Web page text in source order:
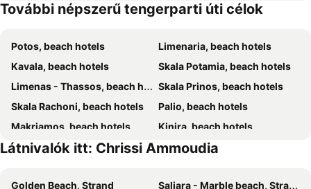
Markos Studios
Blue Sky Apartments
Vlachogiannis Hotel
Atrium Hotel Thassos
Alexandra Elegance Bridging Generations
Kamelia & Semeli Hotel
Hotel Asterias
Hotel Sylvia
Thassos Imperial Resort
Villa Giotis
Hotel Papageorgiou
Mare Monte Small Boutique Hotel
Thalassies
Achillion Hotel
További népszerű tengerparti úti célok
Potos, beach hotels
Limenaria, beach hotels
Kavala, beach hotels
Skala Potamia, beach hotels
Limenas - Thassos, beach hotels
Skala Prinos, beach hotels
Skala Rachoni, beach hotels
Palio, beach hotels
Makriamos, beach hotels
Kinira, beach hotels
Keramoti, beach hotels
Fanari, beach hotels
Nea Peramos, beach hotels
Skala Sotiros, beach hotels
Látnivalók itt: Chrissi Ammoudia
Golden Beach, Strand
Saliara - Marble beach, Strand